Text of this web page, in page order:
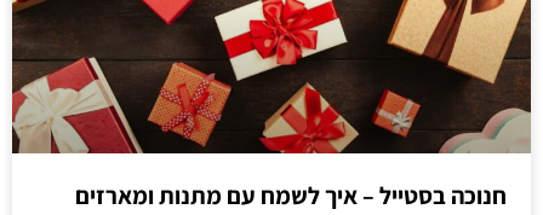
חנוכה בסטייל – איך לשמח עם מתנות ומארזים